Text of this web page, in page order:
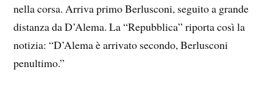
nella corsa. Arriva primo Berlusconi, seguito a grande
distanza da D’Alema. La “Repubblica” riporta così la
notizia: “D’Alema è arrivato secondo, Berlusconi
penultimo.”